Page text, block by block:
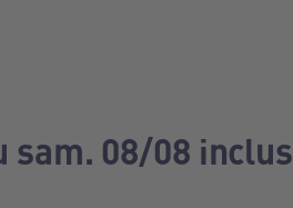
sam. 08/08 inclus